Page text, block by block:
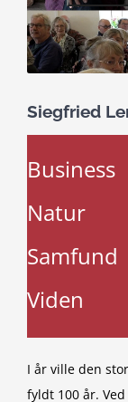
Siegfried
Business
Natur
Samfund
Viden
I år ville den
fyldt 100 år. Ved